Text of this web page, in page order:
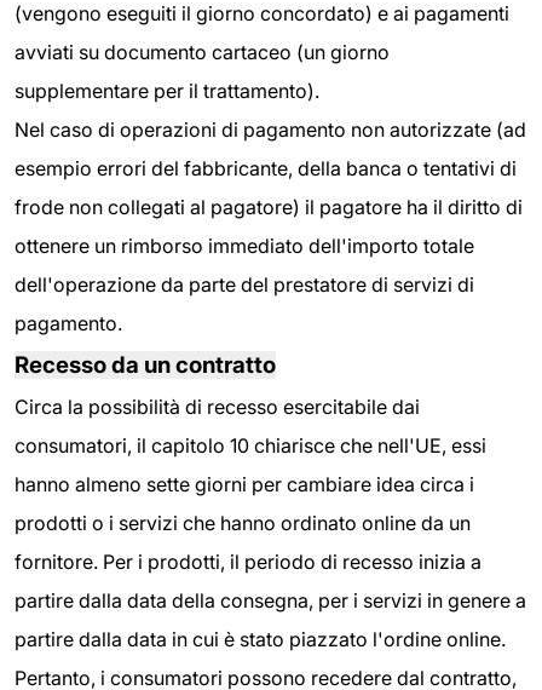
(vengono eseguiti il giorno concordato) e ai pagamenti
avviati su documento cartaceo (un giorno
supplementare per il trattamento).
Nel caso di operazioni di pagamento non autorizzate (ad
esempio errori del fabbricante, della banca o tentativi di
frode non collegati al pagatore) il pagatore ha il diritto di
ottenere un rimborso immediato dell'importo totale
dell'operazione da parte del prestatore di servizi di
pagamento.
Recesso da un contratto
Circa la possibilità di recesso esercitabile dai
consumatori, il capitolo 10 chiarisce che nell'UE, essi
hanno almeno sette giorni per cambiare idea circa i
prodotti o i servizi che hanno ordinato online da un
fornitore. Per i prodotti, il periodo di recesso inizia a
partire dalla data della consegna, per i servizi in genere a
partire dalla data in cui è stato piazzato l'ordine online.
Pertanto, i consumatori possono recedere dal contratto,